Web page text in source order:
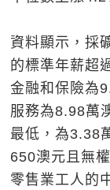
資料顯示，採
的標準年薪超
金融和保險為
服務為8.98萬
最低，為3.38
650澳元且無
零售業工人的